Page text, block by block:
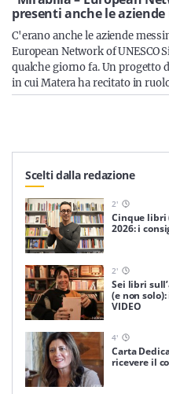
Servizi
Resta sempre aggiornato
nostra newsletter
Iscriviti
presenti anche le aziende
C'erano anche le aziende
European Network of UNESCO
qualche giorno fa. Un progetto
in cui Matera ha recitato in
Scelti dalla redazione
2'
Cinque libri
2026: i
2'
Sei libri
(e non
VIDEO
4'
Carta
ricevere il